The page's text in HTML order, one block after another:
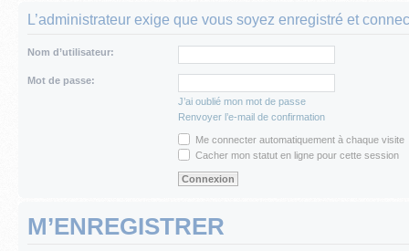
L’administrateur exige que vous soyez enregistré et
Nom d’utilisateur:
Mot de passe:
J’ai oublié mon mot de passe
Renvoyer l’e-mail de confirmation
Me connecter automatiquement à chaque visite
Cacher mon statut en ligne pour cette session
M’ENREGISTRER